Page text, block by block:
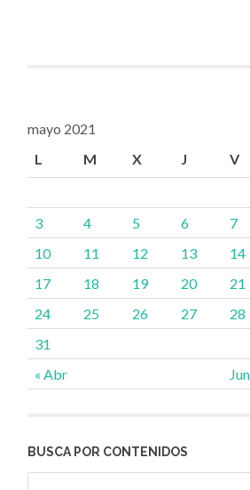
mayo 2021
L
M X J V
« Abr
3
4 5 6 7
10
11 12 13 14
17
18 19 20 21
24
25 26 27 28
31
BUSCA POR CONTENIDOS